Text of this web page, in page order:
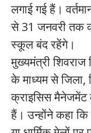
लगाई गई हैं।
से 31 जनवरी तक
स्कूल बंद रहेंगे।
मुख्यमंत्री शिवराज
के माध्यम से जिला,
क्राइसिस मैनेजमेंट
हैं। उन्होंने कहा